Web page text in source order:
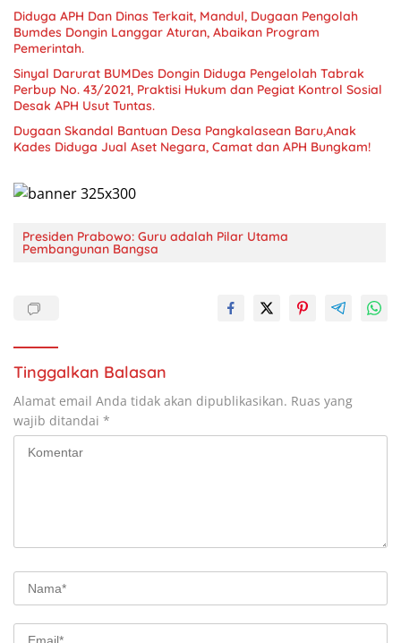
Diduga APH Dan Dinas Terkait, Mandul, Dugaan Pengolah
Bumdes Dongin Langgar Aturan, Abaikan Program
Pemerintah.
Sinyal Darurat BUMDes Dongin Diduga Pengelolah Tabrak
Perbup No. 43/2021, Praktisi Hukum dan Pegiat Kontrol Sosial
Desak APH Usut Tuntas.
Dugaan Skandal Bantuan Desa Pangkalasean Baru,Anak
Kades Diduga Jual Aset Negara, Camat dan APH Bungkam!
Presiden Prabowo: Guru adalah Pilar Utama
Pembangunan Bangsa
Tinggalkan Balasan
Alamat email Anda tidak akan dipublikasikan. Ruas yang
wajib ditandai *